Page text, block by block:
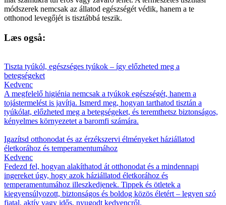
módszerek nemcsak az állatod egészségét védik, hanem a te
otthonod levegőjét is tisztábbá teszik.
Læs også:
Tiszta tyúkól, egészséges tyúkok – így előzheted meg a
betegségeket
Kedvenc
A megfelelő higiénia nemcsak a tyúkok egészségét, hanem a
tojástermelést is javítja. Ismerd meg, hogyan tarthatod tisztán a
tyúkólat, előzheted meg a betegségeket, és teremthetsz biztonságos,
kényelmes környezetet a baromfi számára.
Igazítsd otthonodat és az érzékszervi élményeket háziállatod
életkorához és temperamentumához
Kedvenc
Fedezd fel, hogyan alakíthatod át otthonodat és a mindennapi
ingereket úgy, hogy azok háziállatod életkorához és
temperamentumához illeszkedjenek. Tippek és ötletek a
kiegyensúlyozott, biztonságos és boldog közös életért – legyen szó
fiatal, aktív vagy idős, nyugodt kedvencről.